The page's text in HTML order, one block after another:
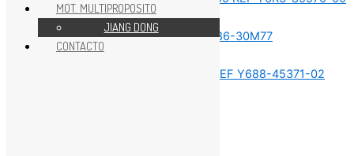
REPUESTOS MOTOR 75HP
REPUESTOS MOTOR 75HP
MOT. MULTIPROPOSITO
JIANG DONG
CONTACTO